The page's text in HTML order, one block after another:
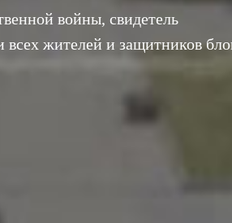
войны, свидетель
жителей и защитников